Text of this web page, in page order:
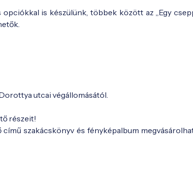
is készülünk, többek között az „Egy
utcai végállomásától.
részeit!
szakácskönyv és fényképalbum